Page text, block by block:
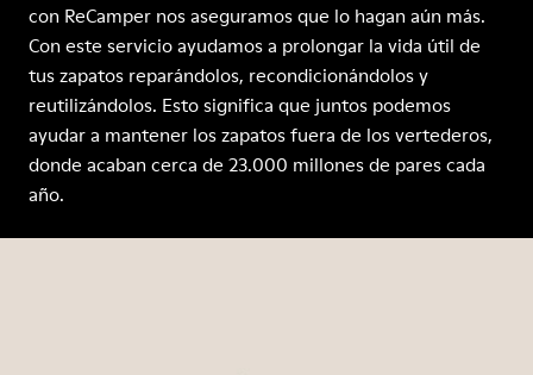
con ReCamper nos aseguramos que lo hagan aún más.
Con este servicio ayudamos a prolongar la vida útil de
tus zapatos reparándolos, recondicionándolos y
reutilizándolos. Esto significa que juntos podemos
ayudar a mantener los zapatos fuera de los vertederos,
donde acaban cerca de 23.000 millones de pares cada
año.